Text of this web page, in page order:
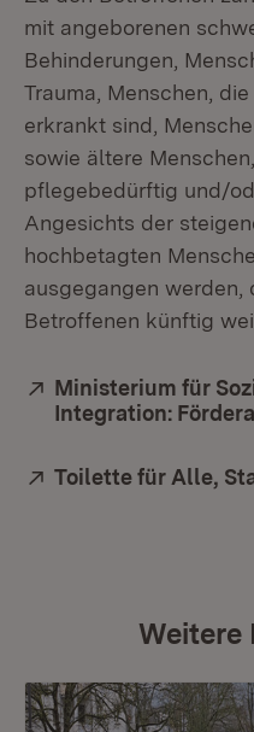
mit angeborenen
Behinderungen,
Trauma, Menschen,
erkrankt sind,
sowie ältere
pflegebedürftig und/
Angesichts der
hochbetagten
ausgegangen werden,
Betroffenen künftig
Extern:
Ministerium für
Integration:
Extern:
Toilette für Alle,
Weitere